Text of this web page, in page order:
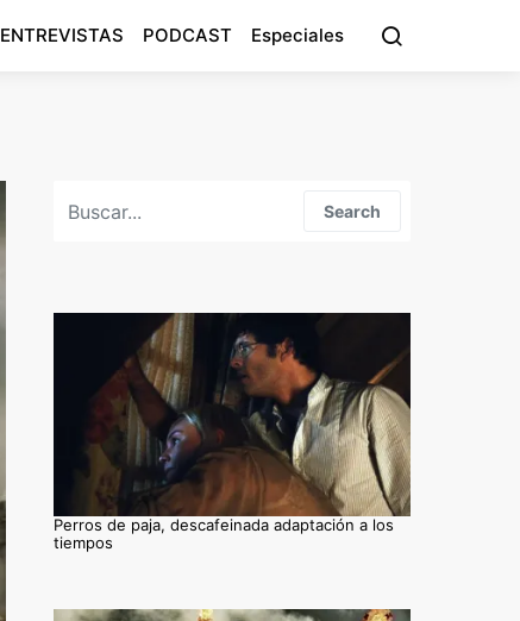
ENTREVISTAS PODCAST Especiales
Search
Perros de paja, descafeinada adaptación a los
tiempos